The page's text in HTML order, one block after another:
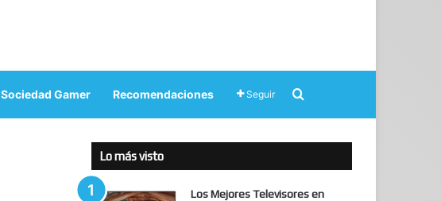
Sociedad Gamer Recomendaciones Seguir
Lo más visto
Los Mejores Televisores en